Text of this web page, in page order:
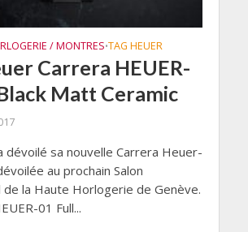
/ MONTRES•TAG HEUER
Carrera HEUER-
Matt Ceramic
dévoilé sa nouvelle Carrera Heuer-
au prochain Salon
la Haute Horlogerie de Genève.
01 Full...